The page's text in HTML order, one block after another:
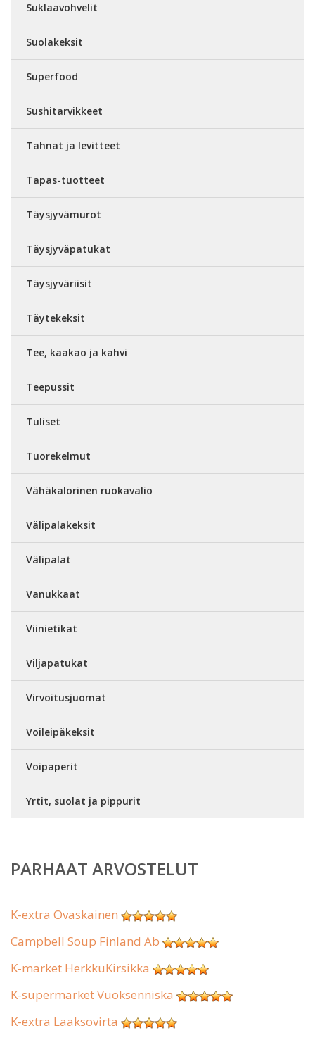
Suklaavohvelit
Suolakeksit
Superfood
Sushitarvikkeet
Tahnat ja levitteet
Tapas-tuotteet
Täysjyvämurot
Täysjyväpatukat
Täysjyväriisit
Täytekeksit
Tee, kaakao ja kahvi
Teepussit
Tuliset
Tuorekelmut
Vähäkalorinen ruokavalio
Välipalakeksit
Välipalat
Vanukkaat
Viinietikat
Viljapatukat
Virvoitusjuomat
Voileipäkeksit
Voipaperit
Yrtit, suolat ja pippurit
PARHAAT ARVOSTELUT
K-extra Ovaskainen
Campbell Soup Finland Ab
K-market HerkkuKirsikka
K-supermarket Vuoksenniska
K-extra Laaksovirta